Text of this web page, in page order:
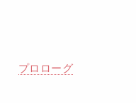
プロローグ